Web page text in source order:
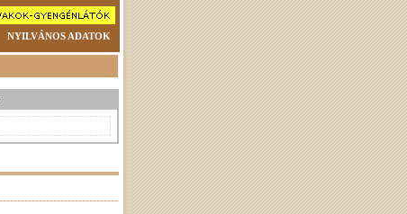
NYILVÁNOS ADATOK